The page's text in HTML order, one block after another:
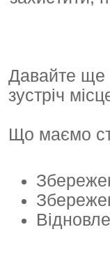
Давайте ще
зустріч
Що маємо